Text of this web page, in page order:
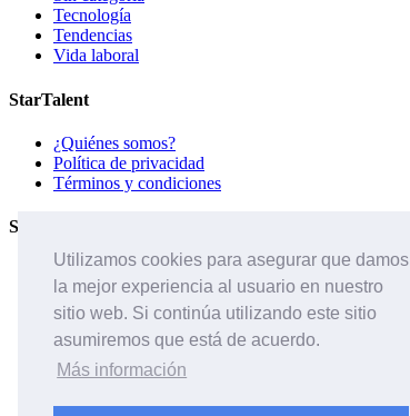
Utilizamos cookies para asegurar que damos
la mejor experiencia al usuario en nuestro
sitio web. Si continúa utilizando este sitio
asumiremos que está de acuerdo.
Más información
Tecnología
Tendencias
Vida laboral
StarTalent
¿Quiénes somos?
Política de privacidad
Términos y condiciones
Servicios
Páginas de carreras
Sistema ATS
Contáctanos
Páginas de carreras
Sistema ATS
Contáctanos